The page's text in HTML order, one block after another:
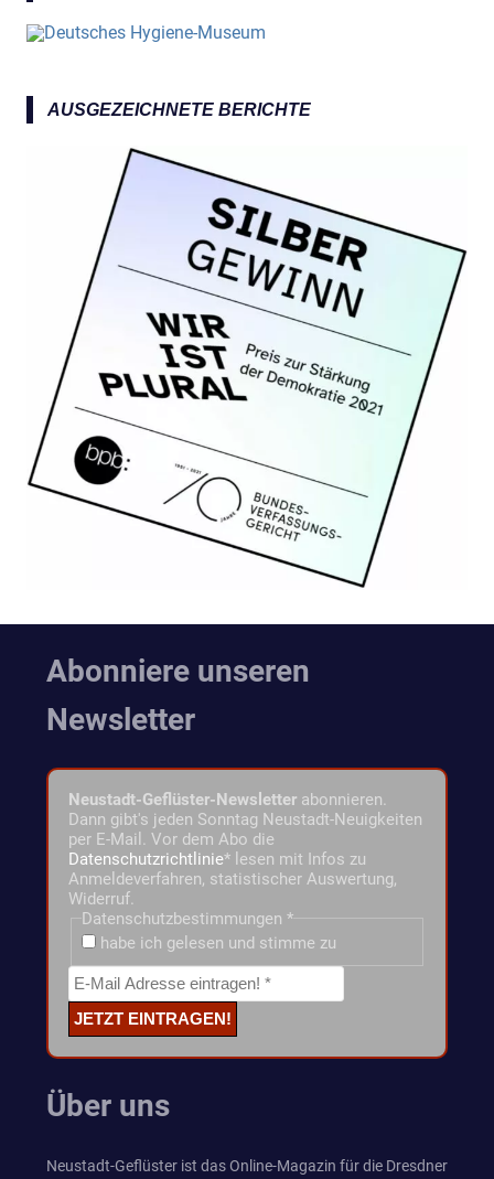
e
AUSGEZEICHNETE BERICHTE
Abonniere unseren
Newsletter
Neustadt-Geflüster-Newsletter abonnieren.
Dann gibt's jeden Sonntag Neustadt-Neuigkeiten
per E-Mail. Vor dem Abo die
Datenschutzrichtlinie* lesen mit Infos zu
Anmeldeverfahren, statistischer Auswertung,
Widerruf.
Datenschutzbestimmungen *
habe ich gelesen und stimme zu
Über uns
Neustadt-Geflüster ist das Online-Magazin für die Dresdner